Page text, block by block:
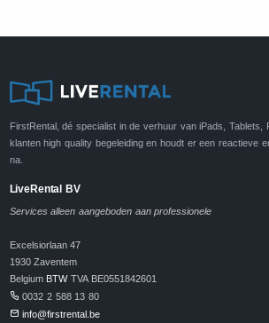
FirstRental, dé specialist in de verhuur van iPads, Tablets,
klanten high quality begeleiding en houdt er een reactieve
na.
LiveRental BV
Services alleen aangeboden aan professionele
Excelsiorlaan 47
1930 Zaventem
Belgium BTWTVA BE0551842601
0032 2 588 13 80
info@firstrental.be